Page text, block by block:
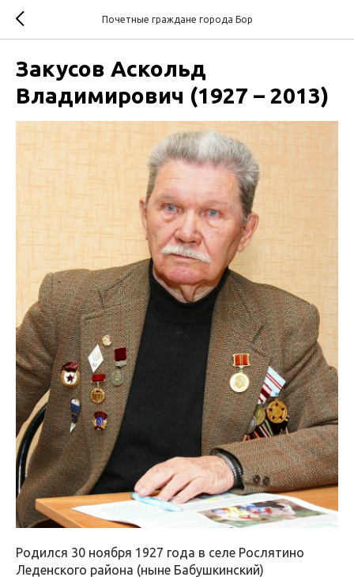
Почетные граждане города Бор
Закусов Аскольд
Владимирович (1927 – 2013)
Родился 30 ноября 1927 года в селе Рослятино
Леденского района (ныне Бабушкинский)